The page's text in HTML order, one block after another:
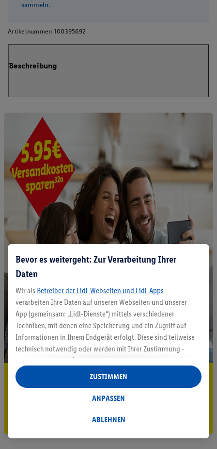
sammeln.
Artikelnummer: 100395692
Beschreibung
5.95 € Versand sparen³²ᵃ
Jetzt zum Newsletter anmelden
Gutschein sichern!
Bevor es weitergeht: Zur Verarbeitung Ihrer
Daten
Wir als Betreiber der Lidl-Webseiten und Lidl-Apps
verarbeiten Ihre Daten auf unseren Webseiten und unserer
App (gemeinsam: „Lidl-Dienste“) mittels verschiedener
Techniken, mit denen eine Speicherung und ein Zugriff auf
Informationen in Ihrem Endgerät erfolgt. Diese sind teilweise
technisch notwendig oder werden mit Ihrer Zustimmung -
auch durch Partner (u.a.
Verantwortliche; im Zusammenhang mit dem IAB TCF
insgesamt
Statistik-Erstellung oder für personalisierte Werbung
Datenverarbeitungen für personalisierte Werbung werden
ABLEHNEN
ANPASSEN
ZUSTIMMEN